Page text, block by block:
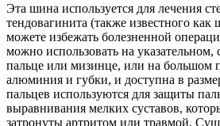
Эта шина используется для лечения
тендовагинита (также известного
можете избежать болезненной
можно использовать на
пальце или мизинце, или на большом
алюминия и губки, и доступна в
пальцев используются для защиты
выравнивания мелких суставов,
затронуты артритом или травмой.